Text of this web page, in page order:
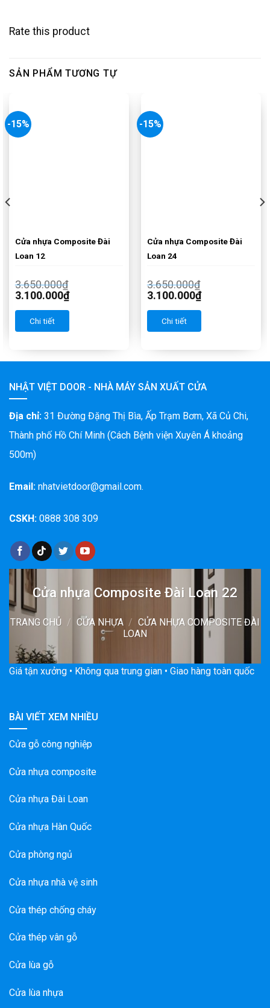
Rate this product
SẢN PHẨM TƯƠNG TỰ
-15%
Cửa nhựa Composite Đài
Loan 12
3.650.000₫
3.100.000₫
Chi tiết
-15%
Cửa nhựa Composite Đài
Loan 24
3.650.000₫
3.100.000₫
Chi tiết
NHẬT VIỆT DOOR - NHÀ MÁY SẢN XUẤT CỬA
Địa chỉ: 31 Đường Đặng Thị Bìa, Ấp Trạm Bơm, Xã Củ Chi,
Thành phố Hồ Chí Minh (Cách Bệnh viện Xuyên Á khoảng
500m)
Email: nhatvietdoor@gmail.com.
CSKH: 0888 308 309
Cửa nhựa Composite Đài Loan 22
TRANG CHỦ / CỬA NHỰA / CỬA NHỰA COMPOSITE ĐÀI
LOAN
Giá tận xưởng • Không qua trung gian • Giao hàng toàn quốc
BÀI VIẾT XEM NHIỀU
Cửa gỗ công nghiệp
Cửa nhựa composite
Cửa nhựa Đài Loan
Cửa nhựa Hàn Quốc
Cửa phòng ngủ
Cửa nhựa nhà vệ sinh
Cửa thép chống cháy
Cửa thép vân gỗ
Cửa lùa gỗ
Cửa lùa nhựa